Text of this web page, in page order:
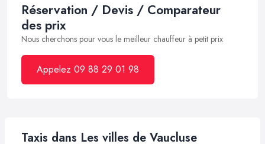
Réservation / Devis / Comparateur
des prix
Nous cherchons pour vous le meilleur chauffeur à petit prix
Appelez 09 88 29 01 98
Taxis dans Les villes de Vaucluse